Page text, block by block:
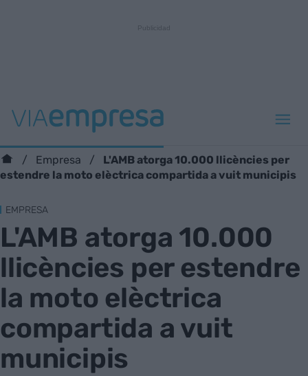
Empresa
L'AMB atorga 10.000 llicències per
estendre la moto elèctrica compartida a vuit municipis
EMPRESA
L'AMB atorga 10.000
llicències per estendre
la moto elèctrica
compartida a vuit
municipis